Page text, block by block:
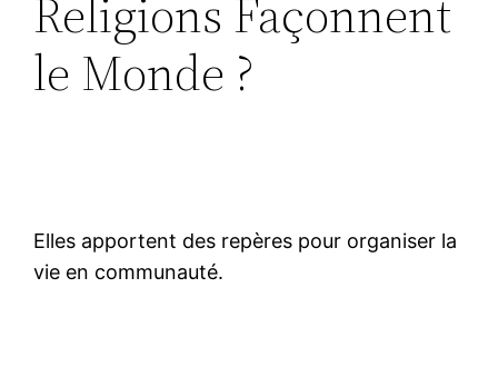
Religions Façonnent
le Monde ?
Elles apportent des repères pour organiser la
vie en communauté.